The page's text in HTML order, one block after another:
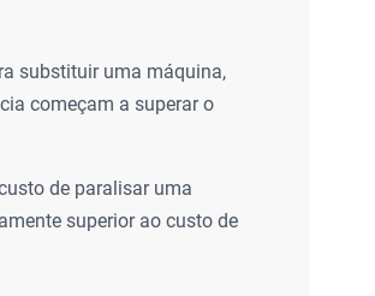
substituir uma máquina,
começam a superar o
de paralisar uma
superior ao custo de